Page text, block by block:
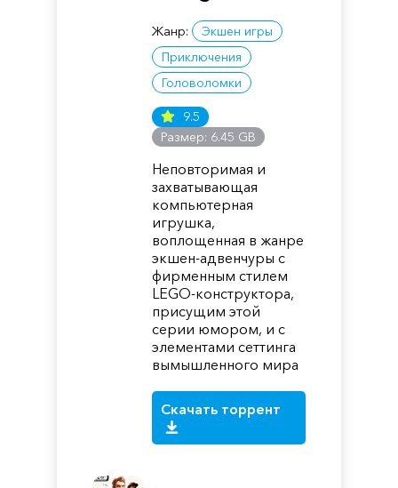
Жанр:
Экшен игры
Приключения
Головоломки
9.5
Размер: 6.45 GB
Неповторимая и
захватывающая
компьютерная
игрушка,
воплощенная в жанре
экшен-адвенчуры с
фирменным стилем
LEGO-конструктора,
присущим этой
серии юмором, и с
элементами сеттинга
вымышленного мира
Скачать торрент